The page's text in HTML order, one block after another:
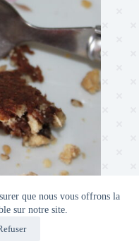
que nous vous offrons la
sur notre site.